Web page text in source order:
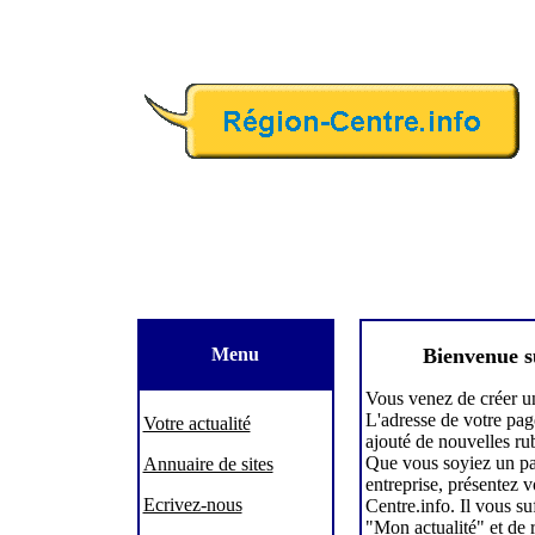
Menu
Votre actualité
Annuaire de sites
Ecrivez-nous
Bienvenue
Vous venez de créer
L'adresse de votre
ajouté de nouvelles
Que vous soyiez un
entreprise, présentez
Centre.info. Il vous
"Mon actualité" et de